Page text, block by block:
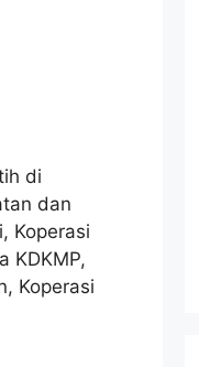
di
dan
Koperasi
KDKMP,
Koperasi